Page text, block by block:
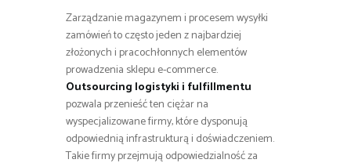
Zarządzanie magazynem i procesem wysyłki
zamówień to często jeden z najbardziej
złożonych i pracochłonnych elementów
prowadzenia sklepu e-commerce.
Outsourcing logistyki i fulfillmentu
pozwala przenieść ten ciężar na
wyspecjalizowane firmy, które dysponują
odpowiednią infrastrukturą i doświadczeniem.
Takie firmy przejmują odpowiedzialność za